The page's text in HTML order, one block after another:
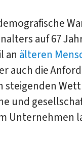
auf 67
an älteren
auch die
steigenden
und
Unternehmen